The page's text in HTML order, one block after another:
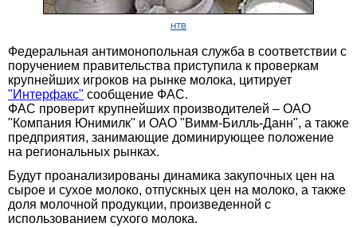
НТВ
Федеральная антимонопольная служба в соответствии с
поручением правительства приступила к проверкам
крупнейших игроков на рынке молока, цитирует
"Интерфакс" сообщение ФАС.
ФАС проверит крупнейших производителей – ОАО
"Компания Юнимилк" и ОАО "Вимм-Билль-Данн", а также
предприятия, занимающие доминирующее положение
на региональных рынках.
Будут проанализированы динамика закупочных цен на
сырое и сухое молоко, отпускных цен на молоко, а также
доля молочной продукции, произведенной с
использованием сухого молока.